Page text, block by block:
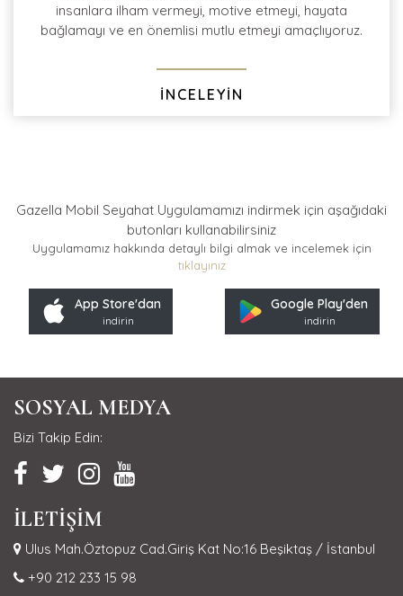
insanlara ilham vermeyi, motive etmeyi, hayata
bağlamayı ve en önemlisi mutlu etmeyi amaçlıyoruz.
İNCELEYİN
Gazella Mobil Seyahat Uygulamamızı indirmek için aşağıdaki
butonları kullanabilirsiniz
Uygulamamız hakkında detaylı bilgi almak ve incelemek için
tıklayınız
App Store'dan
indirin
Google Play'den
indirin
SOSYAL MEDYA
Bizi Takip Edin:
İLETİŞİM
Ulus Mah.Öztopuz Cad.Giriş Kat No:16 Beşiktaş / İstanbul
+90 212 233 15 98